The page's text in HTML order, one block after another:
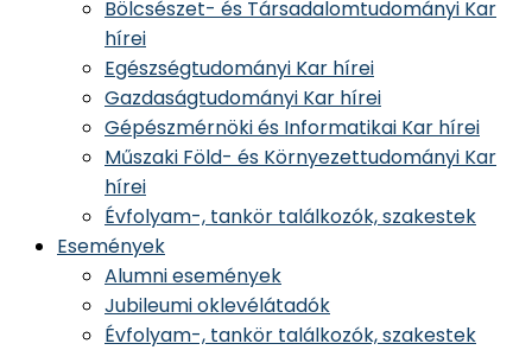
Bölcsészet- és Társadalomtudományi Kar
hírei
Egészségtudományi Kar hírei
Gazdaságtudományi Kar hírei
Gépészmérnöki és Informatikai Kar hírei
Műszaki Föld- és Környezettudományi Kar
hírei
Évfolyam-, tankör találkozók, szakestek
Események
Alumni események
Jubileumi oklevélátadók
Évfolyam-, tankör találkozók, szakestek